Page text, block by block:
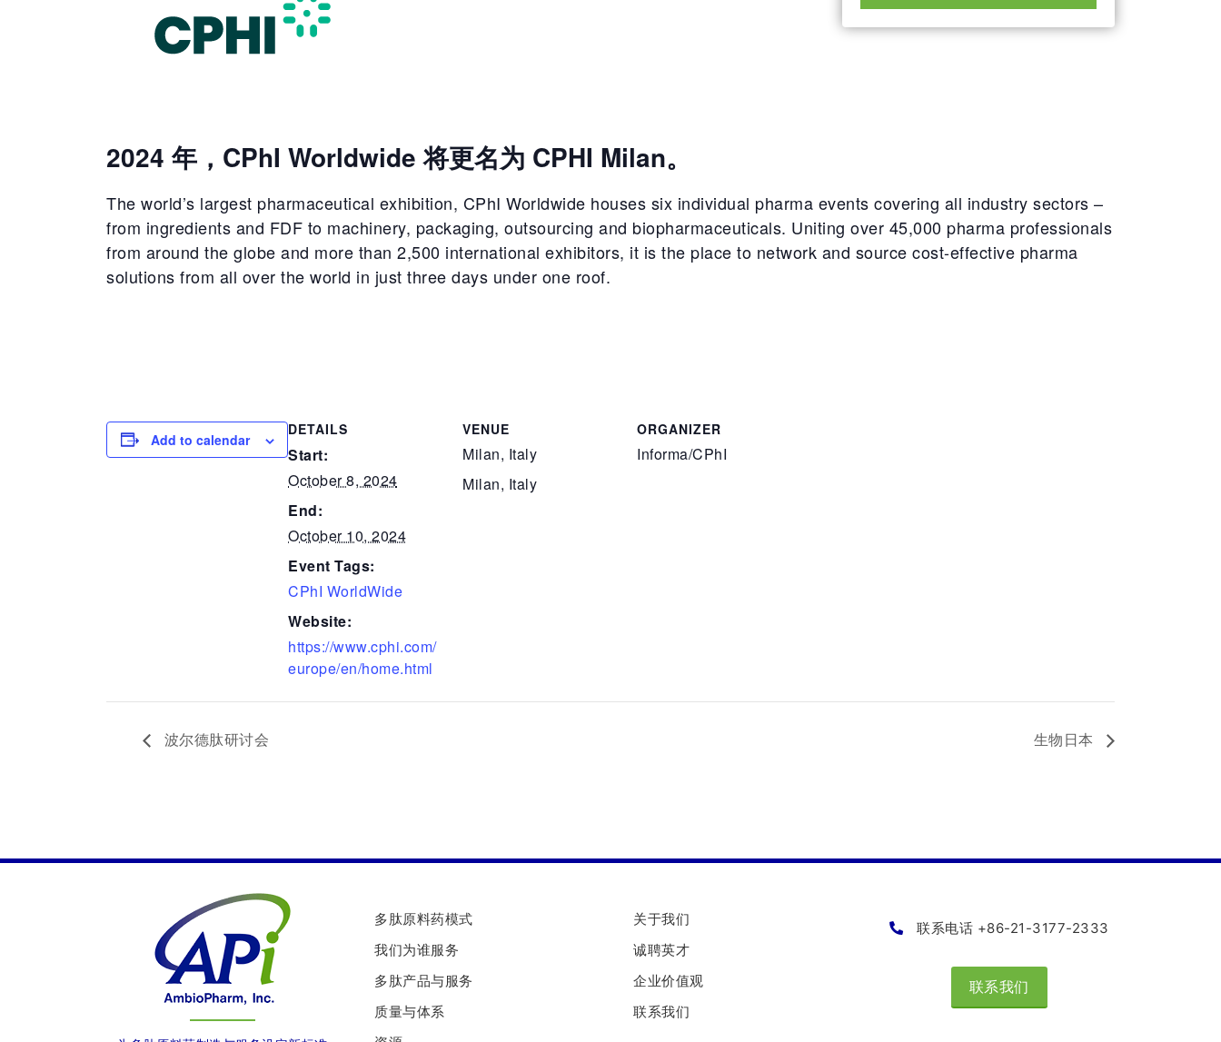
2024 年，CPhI Worldwide 将更名为 CPHI Milan。
The world’s largest pharmaceutical exhibition, CPhI Worldwide houses six individual pharma events covering all industry sectors –
from ingredients and FDF to machinery, packaging, outsourcing and biopharmaceuticals. Uniting over 45,000 pharma professionals
from around the globe and more than 2,500 international exhibitors, it is the place to network and source cost-effective pharma
solutions from all over the world in just three days under one roof.
Add to calendar
DETAILS
Start:
October 8, 2024
End:
October 10, 2024
Event Tags:
CPhI WorldWide
Website:
https://www.cphi.com/
europe/en/home.html
VENUE
Milan, Italy
Milan, Italy
ORGANIZER
Informa/CPhI
波尔德肽研讨会 生物日本
多肽原料药模式
我们为谁服务
多肽产品与服务
质量与体系
关于我们
诚聘英才
企业价值观
联系我们
联系电话 +86-21-3177-2333
联系我们